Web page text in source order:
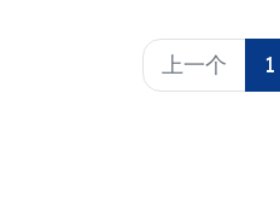
上一个 1